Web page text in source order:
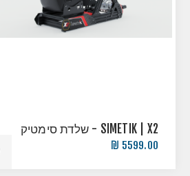
SIMETIK | X2 - שלדת סימטיק
5599.00 ₪